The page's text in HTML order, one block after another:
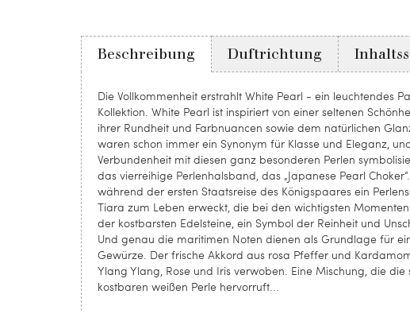
Beschreibung
Die Vollkommenheit erstrahlt White Pearl - ein leuchtendes
Kollektion. White Pearl ist inspiriert von einer seltenen
ihrer Rundheit und Farbnuancen sowie dem natürlichen
waren schon immer ein Synonym für Klasse und Eleganz,
Verbundenheit mit diesen ganz besonderen Perlen
das vierreihige Perlenhalsband, das „Japanese Pearl
während der ersten Staatsreise des Königspaares ein
Tiara zum Leben erweckt, die bei den wichtigsten
der kostbarsten Edelsteine, ein Symbol der Reinheit und
Und genau die maritimen Noten dienen als Grundlage für
Gewürze. Der frische Akkord aus rosa Pfeffer und
Ylang Ylang, Rose und Iris verwoben. Eine Mischung, die
kostbaren weißen Perle hervorruft...
Duftrichtung